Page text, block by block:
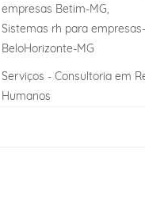
empresas Betim-MG,
Sistemas rh para empresas-
BeloHorizonte-MG
Serviços - Consultoria em
Humanos